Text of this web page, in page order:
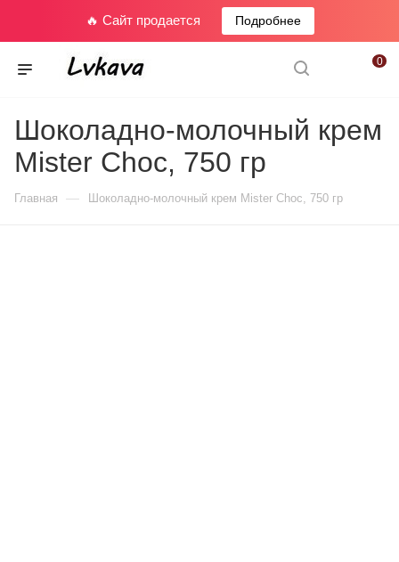
🔥 Сайт продается Подробнее
0
Шоколадно-молочный крем
Mister Choc, 750 гр
Главная — Шоколадно-молочный крем Mister Choc, 750 гр